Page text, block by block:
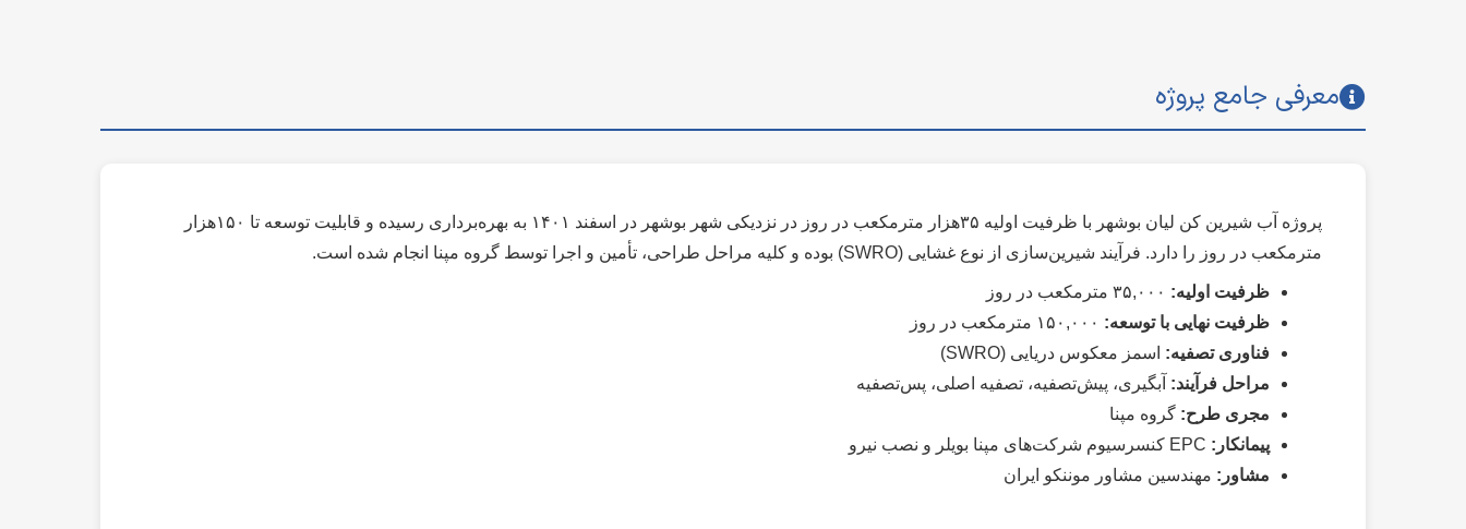
معرفی جامع پروژه
پروژه آب شیرین کن لیان بوشهر با ظرفیت اولیه ۳۵هزار مترمکعب در روز در نزدیکی شهر بوشهر در اسفند ۱۴۰۱ به بهره‌برداری رسیده و قابلیت توسعه تا ۱۵۰هزار
مترمکعب در روز را دارد. فرآیند شیرین‌سازی از نوع غشایی (SWRO) بوده و کلیه مراحل طراحی، تأمین و اجرا توسط گروه مپنا انجام شده است.
ظرفیت اولیه:
ظرفیت نهایی با توسعه:
فناوری تصفیه: اسمز معکوس دریایی (SWRO)
مراحل فرآیند: آبگیری، پیش‌تصفیه، تصفیه اصلی، پس‌تصفیه
مجری طرح: گروه مپنا
پیمانکار:
مشاور: مهندسین مشاور موننکو ایران